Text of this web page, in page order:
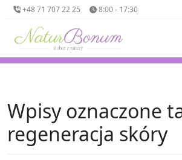
+48 71 707 22 25 8:00 - 17:30
Wpisy oznaczone
regeneracja skóry